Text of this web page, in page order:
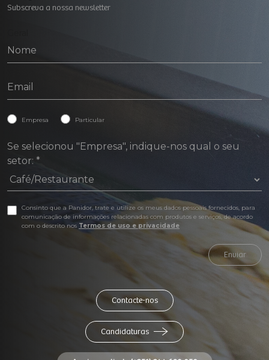
Subscreva a nossa newsletter
Empresa Particular
Se selecionou "Empresa", indique-nos qual o seu
setor: *
Consinto que a Panidor, trate e utilize os meus dados pessoais fornecidos, para
comunicação de informações relacionadas com produtos e serviços, de acordo
com o descrito nos Termos de uso e privacidade
Enviar
Contacte-nos
Candidaturas